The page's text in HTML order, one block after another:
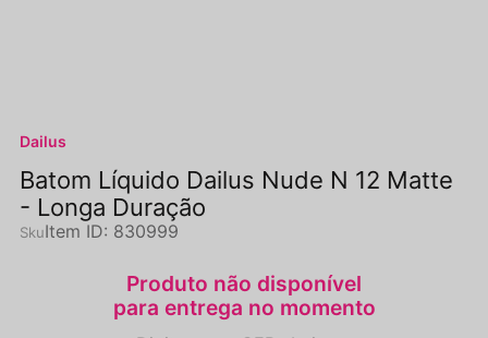
Dailus
Batom Líquido Dailus Nude N 12 Matte
- Longa Duração
Item ID: 830999